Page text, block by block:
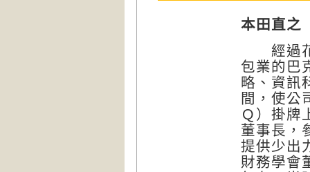
本田直之
經過花
包業的巴
略、資訊
間，使公
Ｑ）掛牌
董事長，
提供少出
財務學會